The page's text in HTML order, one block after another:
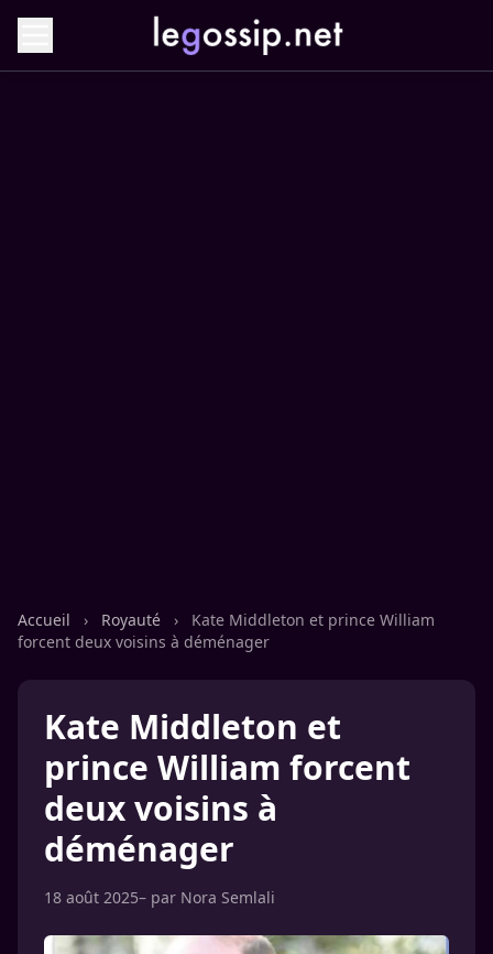
Accueil › Royauté ›
Kate Middleton et prince William
forcent deux voisins à déménager
Kate Middleton et
prince William forcent
deux voisins à
déménager
18 août 2025– par Nora Semlali